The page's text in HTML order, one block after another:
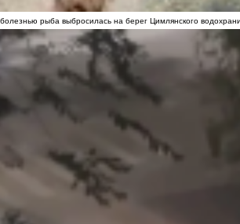
рыба выбросилась на берег Цимлянского